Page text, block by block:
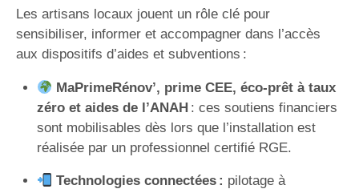
Les artisans locaux jouent un rôle clé pour
sensibiliser, informer et accompagner dans l’accès
aux dispositifs d’aides et subventions :
MaPrimeRénov’, prime CEE, éco-prêt à taux
zéro et aides de l’ANAH : ces soutiens financiers
sont mobilisables dès lors que l’installation est
réalisée par un professionnel certifié RGE.
Technologies connectées : pilotage à